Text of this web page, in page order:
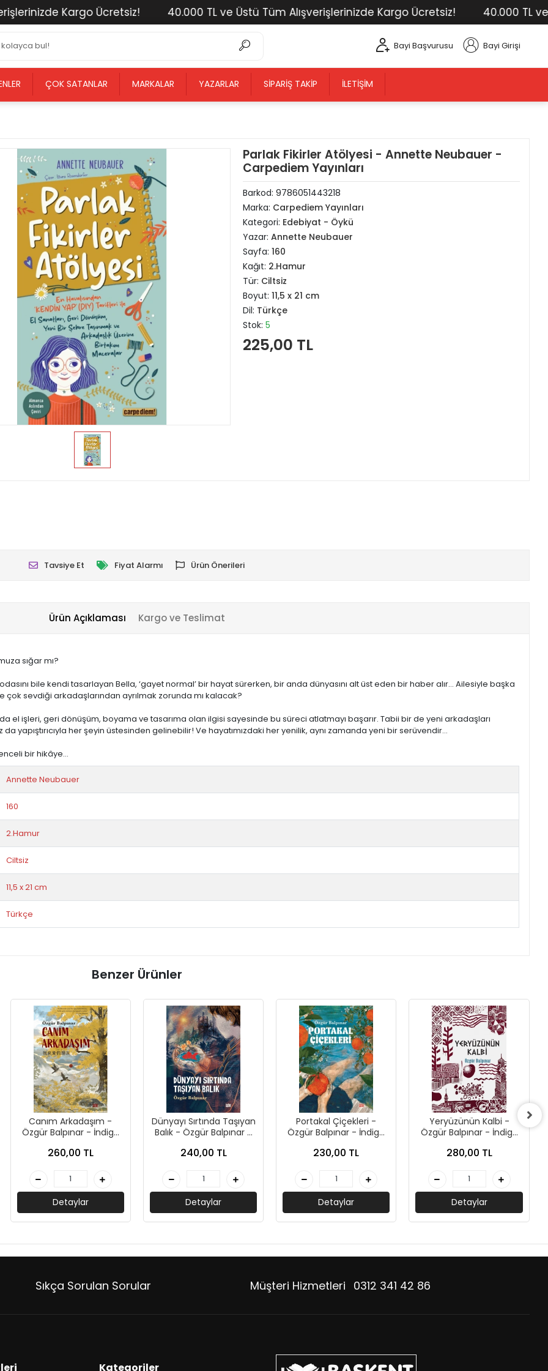
Kargo Ücretsiz! 40.000 TL ve Üstü Tüm Alışverişlerinizde Kargo Ücretsiz! 40.000 TL ve
Bayi Başvurusu Bayi Girişi
ÇOK SATANLAR MARKALAR YAZARLAR SIPARIŞ TAKIP İLETIŞIM
Parlak Fikirler Atölyesi - Annette Neubauer -
Carpediem Yayınları
Barkod: 9786051443218
Marka: Carpediem Yayınları
Kategori: Edebiyat - Öykü
Yazar: Annette Neubauer
Sayfa: 160
Kağıt: 2.Hamur
Tür: Ciltsiz
Boyut: 11,5 x 21 cm
Dil: Türkçe
Stok: 5
225,00 TL
Tavsiye Et Fiyat Alarmı Ürün Önerileri
Ürün Açıklaması Kargo ve Teslimat
sığar mı?
bile kendi tasarlayan Bella, ‘gayet normal’ bir hayat sürerken, bir anda dünyasını alt üst eden bir haber alır… Ailesiyle başka
sevdiği arkadaşlarından ayrılmak zorunda mı kalacak?
el işleri, geri dönüşüm, boyama ve tasarıma olan ilgisi sayesinde bu süreci atlatmayı başarır. Tabii bir de yeni arkadaşları
yapıştırıcıyla her şeyin üstesinden gelinebilir! Ve hayatımızdaki her yenilik, aynı zamanda yeni bir serüvendir…
bir hikâye…
Annette Neubauer
160
2.Hamur
Ciltsiz
11,5 x 21 cm
Türkçe
Benzer Ürünler
Canım Arkadaşım -
Özgür Balpınar - İndigo
260,00 TL
Detaylar
Dünyayı Sırtında Taşıyan
Balık - Özgür Balpınar -
240,00 TL
Detaylar
Portakal Çiçekleri -
Özgür Balpınar - İndigo
230,00 TL
Detaylar
Yeryüzünün Kalbi -
Özgür Balpınar - İndigo
280,00 TL
Detaylar
Sıkça Sorulan Sorular Müşteri Hizmetleri 0312 341 42 86
Kategoriler